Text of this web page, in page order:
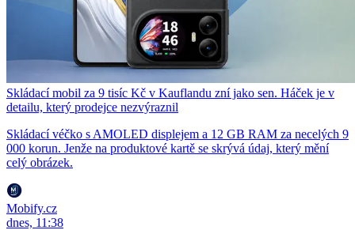
Skládací mobil za 9 tisíc Kč v Kauflandu zní jako sen. Háček je v
detailu, který prodejce nezvýraznil
Skládací véčko s AMOLED displejem a 12 GB RAM za necelých 9
000 korun. Jenže na produktové kartě se skrývá údaj, který mění
celý obrázek.
Mobify.cz
dnes, 11:38